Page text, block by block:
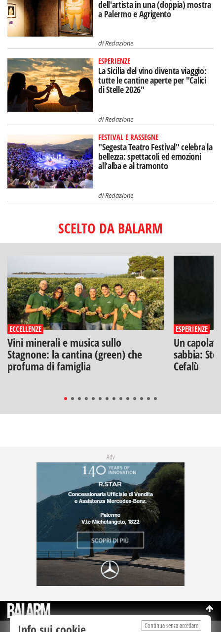
dell'artista in una (doppia) mostra
a Palermo e Agrigento
diRedazione
ESPERIENZE
La Sicilia del vino diventa viaggio:
tutte le cantine aperte per "Calici
di Stelle 2026"
diRedazione
FESTIVAL E RASSEGNE
"Segesta Teatro Festival" celebra la
bellezza: spettacoli ed emozioni
all'alba e al tramonto
diRedazione
SCELTO DA BALARM
ECCELLENZE
Vini minerali e musica sullo
Stagnone: la cantina (green) che
profuma di famiglia
ESPERIENZE
Un
sabbia:
Cefalù
Adv
Continua senza accettare